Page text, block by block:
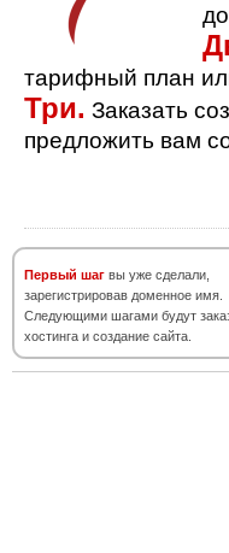
тарифный план
Три. Заказать
предложить вам
Первый шаг вы уже сделали,
зарегистрировав доменное имя.
Следующими шагами будут
хостинга и создание сайта.